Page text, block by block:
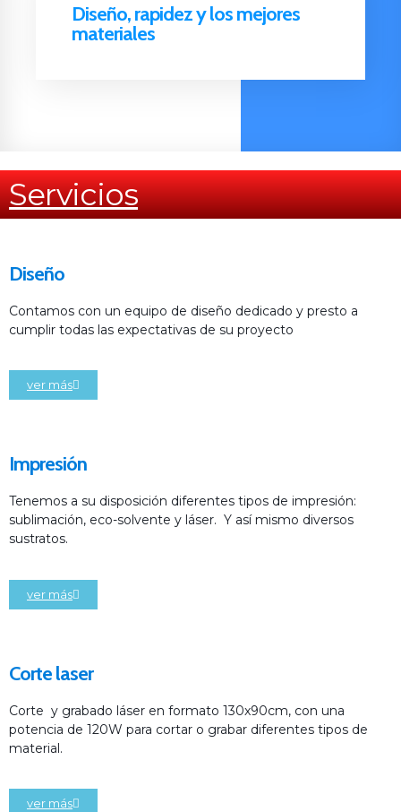
Diseño, rapidez y los mejores
materiales
Servicios
Diseño
Contamos con un equipo de diseño dedicado y presto a
cumplir todas las expectativas de su proyecto
ver más
Impresión
Tenemos a su disposición diferentes tipos de impresión:
sublimación, eco-solvente y láser. Y así mismo diversos
sustratos.
ver más
Corte laser
Corte y grabado láser en formato 130x90cm, con una
potencia de 120W para cortar o grabar diferentes tipos de
material.
ver más